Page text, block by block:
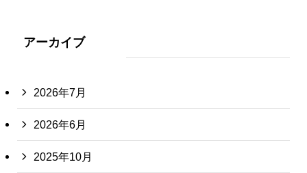
アーカイブ
2026年7月
2026年6月
2025年10月